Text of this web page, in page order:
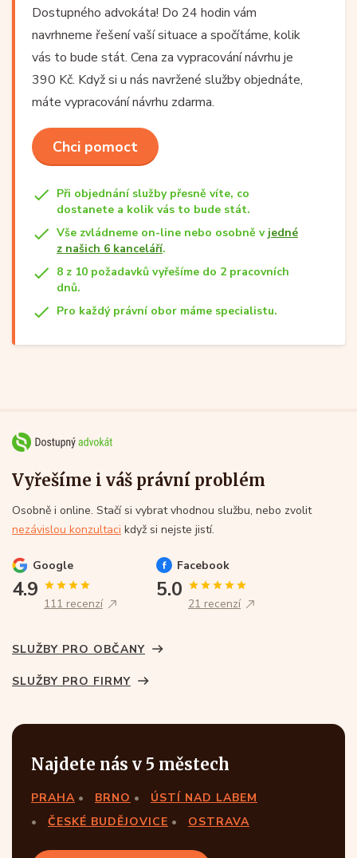
Dostupného advokáta! Do 24 hodin vám
navrhneme řešení vaší situace a spočítáme, kolik
vás to bude stát. Cena za vypracování návrhu je
390 Kč. Když si u nás navržené služby objednáte,
máte vypracování návrhu zdarma.
Chci pomoct
Při objednání služby přesně víte, co
dostanete a kolik vás to bude stát.
Vše zvládneme on-line nebo osobně v jedné
z našich 6 kanceláří.
8 z 10 požadavků vyřešíme do 2 pracovních
dnů.
Pro každý právní obor máme specialistu.
Vyřešíme i váš právní problém
Osobně i online. Stačí si vybrat vhodnou službu, nebo zvolit
nezávislou konzultaci když si nejste jistí.
Google
4.9
111 recenzí
Facebook
5.0
21 recenzí
SLUŽBY PRO OBČANY
SLUŽBY PRO FIRMY
Najdete nás v 5 městech
PRAHA BRNO
ÚSTÍ NAD LABEM
ČESKÉ BUDĚJOVICE
OSTRAVA